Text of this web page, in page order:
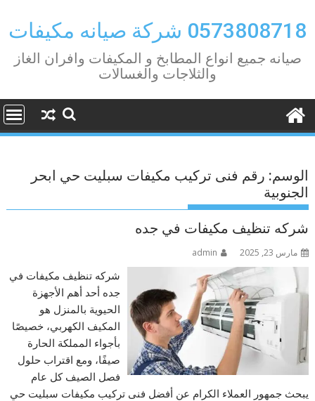
to
content
0573808718 شركة صيانه مكيفات
صيانه جميع انواع المطابخ و المكيفات وافران الغاز
والثلاجات والغسالات
الوسم: رقم فنى تركيب مكيفات سبليت حي ابحر
الجنوبية
شركه تنظيف مكيفات في جده
مارس 23, 2025 admin
شركه تنظيف مكيفات في
جده أحد أهم الأجهزة
الحيوية بالمنزل هو
المكيف الكهربي، خصيصًا
بأجواء المملكة الحارة
صيفًا، ومع اقتراب حلول
فصل الصيف كل عام
يبحث جمهور العملاء الكرام عن أفضل فنى تركيب مكيفات سبليت حي